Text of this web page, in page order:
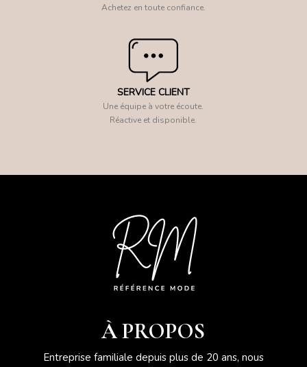
Achetez en toute confiance.
SERVICE CLIENT
Une équipe à votre écoute.
Réactive et disponible.
À PROPOS
Entreprise familiale depuis plus de 20 ans, nous